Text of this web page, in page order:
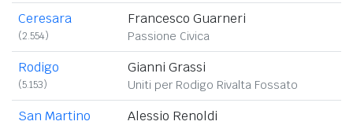
Ceresara
(2.554)
Francesco Guarneri
Passione Civica
Rodigo
(5.153)
Gianni Grassi
Uniti per Rodigo Rivalta Fossato
San Martino
Alessio Renoldi